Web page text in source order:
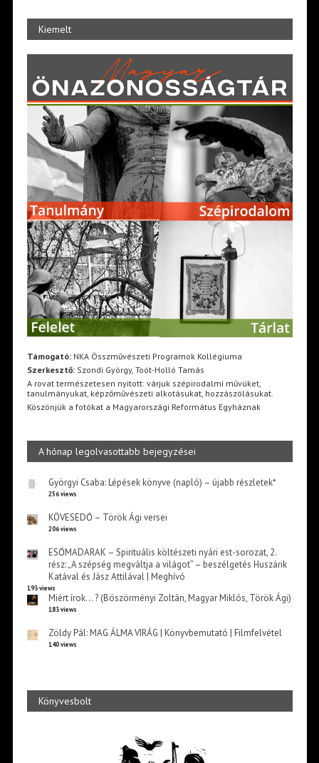
Kiemelt
Támogató:NKA Összművészeti Programok Kollégiuma
Szerkesztő:Szondi György, Toót-Holló Tamás
A rovat természetesen nyitott: várjuk szépirodalmi művüket,
tanulmányukat, képzőművészeti alkotásukat, hozzászólásukat.
Köszönjük a fotókat a Magyarországi Református Egyháznak
A hónap legolvasottabb bejegyzései
Györgyi Csaba: Lépések könyve (napló) – újabb részletek*
256 views
KÖVESEDŐ – Török Ági versei
206 views
ESŐMADARAK – Spirituális költészeti nyári est-sorozat, 2.
rész: „A szépség megváltja a világot” – beszélgetés Huszárik
Katával és Jász Attilával | Meghívó
193 views
Miért írok… ? (Böszörményi Zoltán, Magyar Miklós, Török Ági)
183 views
Zöldy Pál: MAG ÁLMA VIRÁG | Könyvbemutató | Filmfelvétel
140 views
Könyvesbolt